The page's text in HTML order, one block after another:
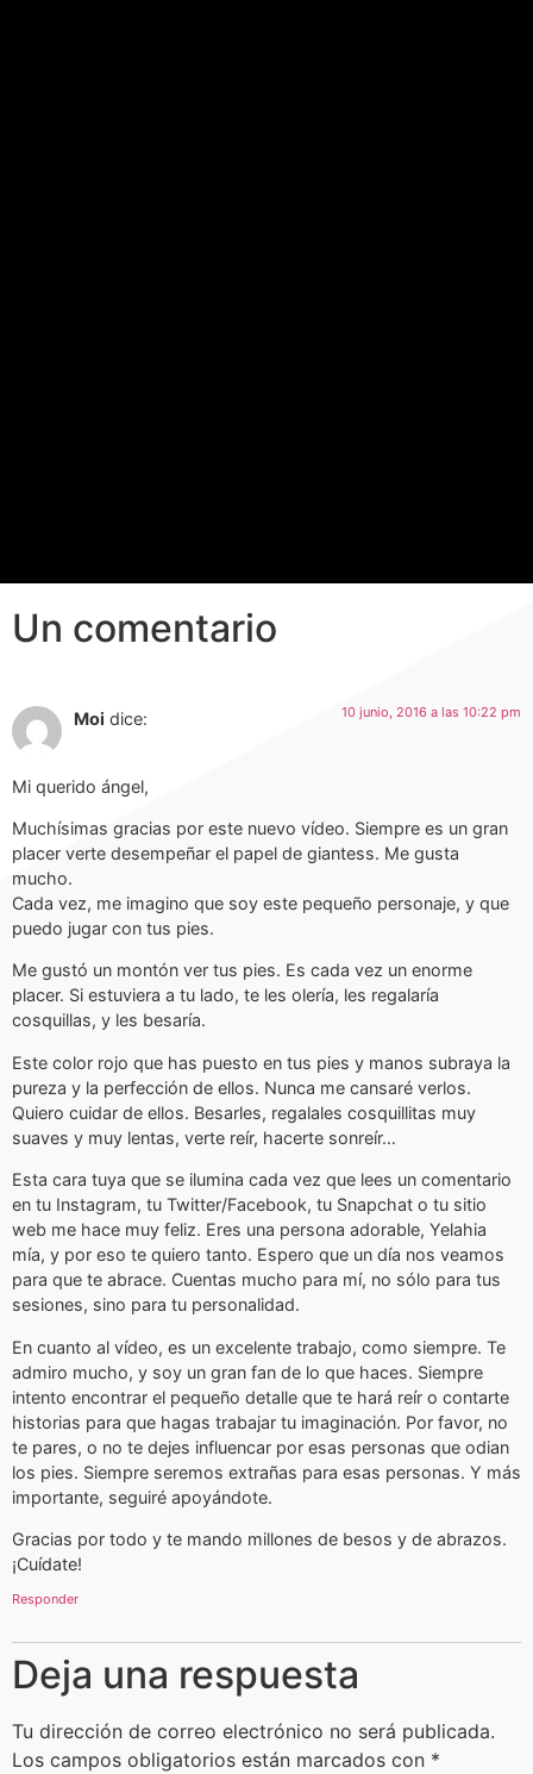
Un comentario
Moi dice: 10 junio, 2016 a las 10:22 pm
Mi querido ángel,
Muchísimas gracias por este nuevo vídeo. Siempre es un gran
placer verte desempeñar el papel de giantess. Me gusta
mucho.
Cada vez, me imagino que soy este pequeño personaje, y que
puedo jugar con tus pies.
Me gustó un montón ver tus pies. Es cada vez un enorme
placer. Si estuviera a tu lado, te les olería, les regalaría
cosquillas, y les besaría.
Este color rojo que has puesto en tus pies y manos subraya la
pureza y la perfección de ellos. Nunca me cansaré verlos.
Quiero cuidar de ellos. Besarles, regalales cosquillitas muy
suaves y muy lentas, verte reír, hacerte sonreír…
Esta cara tuya que se ilumina cada vez que lees un comentario
en tu Instagram, tu Twitter/Facebook, tu Snapchat o tu sitio
web me hace muy feliz. Eres una persona adorable, Yelahia
mía, y por eso te quiero tanto. Espero que un día nos veamos
para que te abrace. Cuentas mucho para mí, no sólo para tus
sesiones, sino para tu personalidad.
En cuanto al vídeo, es un excelente trabajo, como siempre. Te
admiro mucho, y soy un gran fan de lo que haces. Siempre
intento encontrar el pequeño detalle que te hará reír o contarte
historias para que hagas trabajar tu imaginación. Por favor, no
te pares, o no te dejes influencar por esas personas que odian
los pies. Siempre seremos extrañas para esas personas. Y más
importante, seguiré apoyándote.
Gracias por todo y te mando millones de besos y de abrazos.
¡Cuídate!
Responder
Deja una respuesta
Tu dirección de correo electrónico no será publicada.
Los campos obligatorios están marcados con *